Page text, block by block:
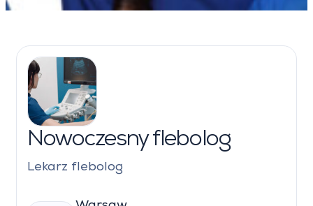
Nowoczesny flebolog
Lekarz flebolog